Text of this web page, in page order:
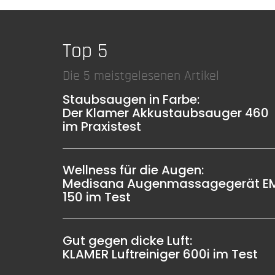
Top 5
Die 5 meistgelesenen Artikel
Staubsaugen in Farbe:
Der Klamer Akkustaubsauger 460
im Praxistest
Wellness für die Augen:
Medisana Augenmassagegerät
150 im Test
Gut gegen dicke Luft:
KLAMER Luftreiniger 600i im Test